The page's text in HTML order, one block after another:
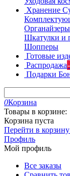
Хранение
Шкатулки и
Шопперы
Готовые
Распродажа
Подарки
0Корзина
Товары в корзине:
Корзина пуста
Перейти в корзину
Профиль
Мой профиль
Все заказы